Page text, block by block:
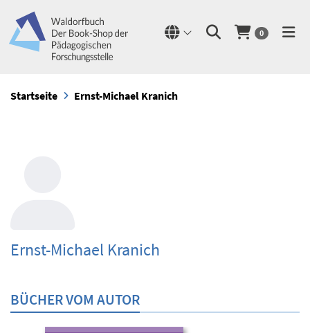
0
Startseite Ernst-Michael Kranich
Ernst-Michael Kranich
BÜCHER VOM AUTOR